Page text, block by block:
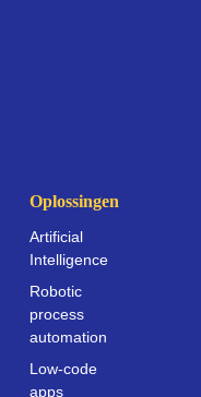
Oplossingen
Artificial
Intelligence
Robotic
process
automation
Low-code
apps